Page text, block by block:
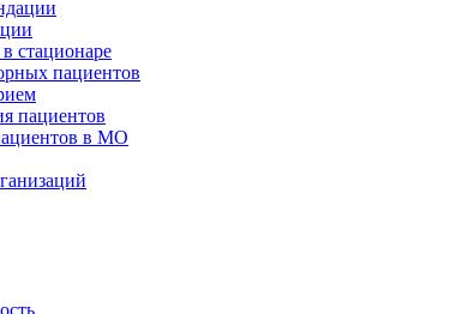
стационаре
пациентов
пациентов
в МО